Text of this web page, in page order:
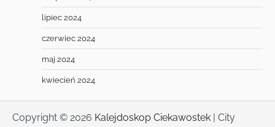
lipiec 2024
czerwiec 2024
maj 2024
kwiecień 2024
Copyright © 2026 Kalejdoskop Ciekawostek | City